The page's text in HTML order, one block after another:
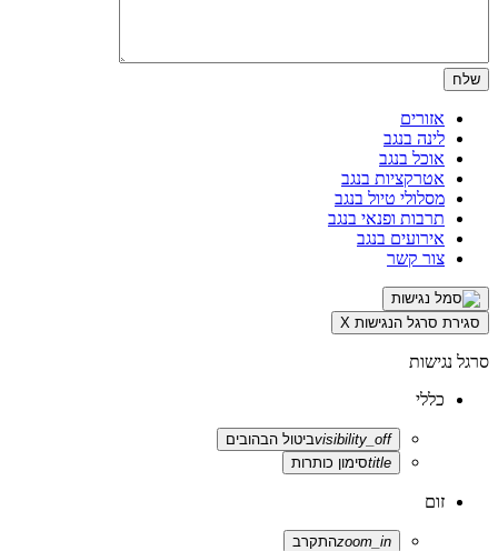
אזורים
לינה בנגב
אוכל בנגב
אטרקציות בנגב
מסלולי טיול בנגב
תרבות ופנאי בנגב
אירועים בנגב
צור קשר
סגירת סרגל הנגישות X
סרגל נגישות
כללי
visibility_offביטול הבהובים
titleסימון כותרות
זום
zoom_inהתקרב